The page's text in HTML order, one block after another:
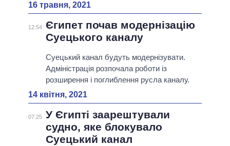
16 травня, 2021
12:54 Єгипет почав модернізацію
Суецького каналу
Суецький канал будуть модернізувати.
Адміністрація розпочала роботи із
розширення і поглиблення русла каналу.
14 квітня, 2021
07:25 У Єгипті заарештували
судно, яке блокувало
Суецький канал